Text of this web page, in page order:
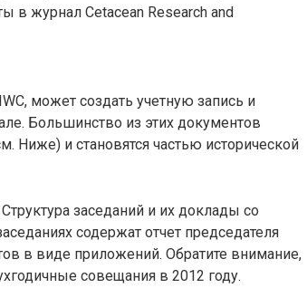
в журнал Cetacean Research and
может создать учетную запись и
Большинство из этих документов
Ниже) и становятся частью исторической
заседаний и их доклады со
содержат отчет председателя
в виде приложений. Обратите внимание,
совещания в 2012 году.